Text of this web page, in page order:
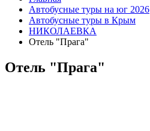
Автобусные туры на юг 2026
Автобусные туры в Крым
НИКОЛАЕВКА
Отель "Прага"
Отель "Прага"